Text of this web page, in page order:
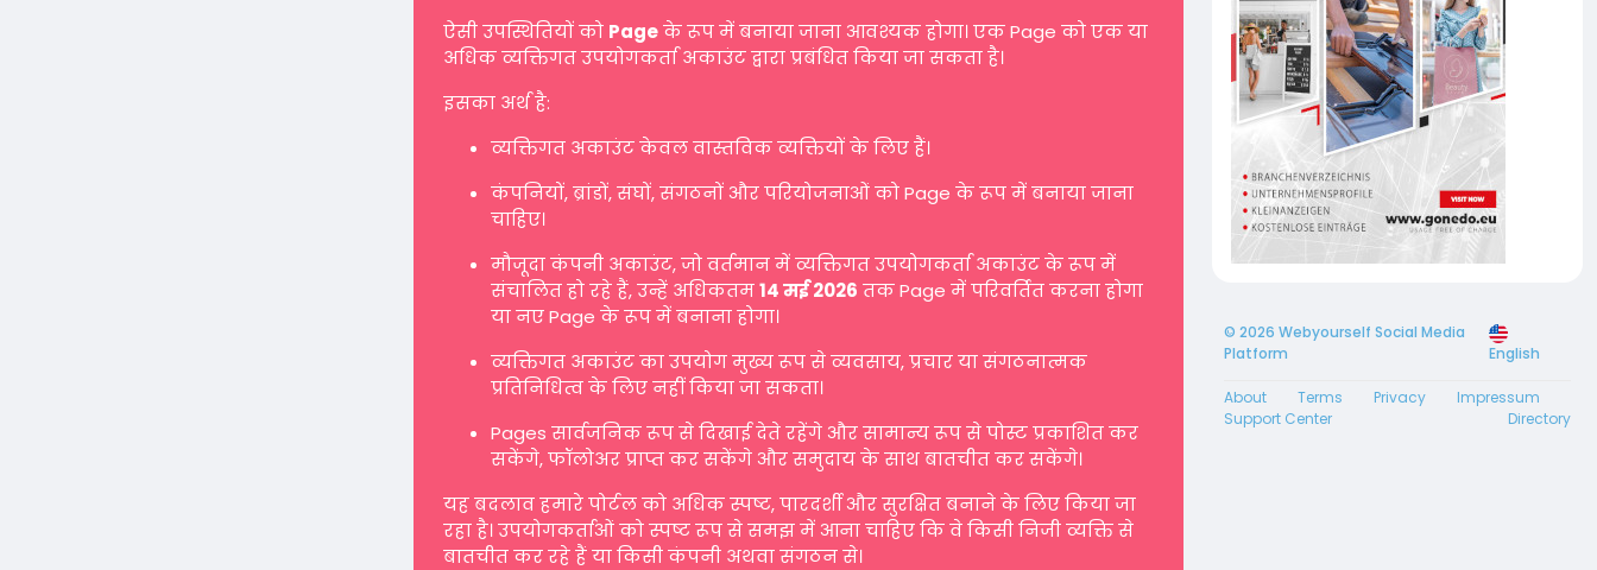
ऐसी उपस्थितियों को Pageके रूप में बनाया जाना आवश्यक होगा। एक Page को एक या
अधिक व्यक्तिगत उपयोगकर्ता अकाउंट द्वारा प्रबंधित किया जा सकता है।
इसका अर्थ है:
व्यक्तिगत अकाउंट केवल वास्तविक व्यक्तियों के लिए हैं।
कंपनियों, ब्रांडों, संघों, संगठनों और परियोजनाओं को Page के रूप में बनाया जाना
चाहिए।
मौजूदा कंपनी अकाउंट, जो वर्तमान में व्यक्तिगत उपयोगकर्ता अकाउंट के रूप में
संचालित हो रहे हैं, उन्हें अधिकतम14 मई 2026 तक Page में परिवर्तित करना होगा
या नए Page के रूप में बनाना होगा।
व्यक्तिगत अकाउंट का उपयोग मुख्य रूप से व्यवसाय, प्रचार या संगठनात्मक
प्रतिनिधित्व के लिए नहीं किया जा सकता।
Pages सार्वजनिक रूप से दिखाई देते रहेंगे और सामान्य रूप से पोस्ट प्रकाशित कर
सकेंगे, फॉलोअर प्राप्त कर सकेंगे और समुदाय के साथ बातचीत कर सकेंगे।
यह बदलाव हमारे पोर्टल को अधिक स्पष्ट, पारदर्शी और सुरक्षित बनाने के लिए किया जा
रहा है। उपयोगकर्ताओं को स्पष्ट रूप से समझ में आना चाहिए कि वे किसी निजी व्यक्ति से
बातचीत कर रहे हैं या किसी कंपनी अथवा संगठन से।
© 2026 Webyourself Social Media
Platform
English
About Terms Privacy
Impressum
Support Center
Directory